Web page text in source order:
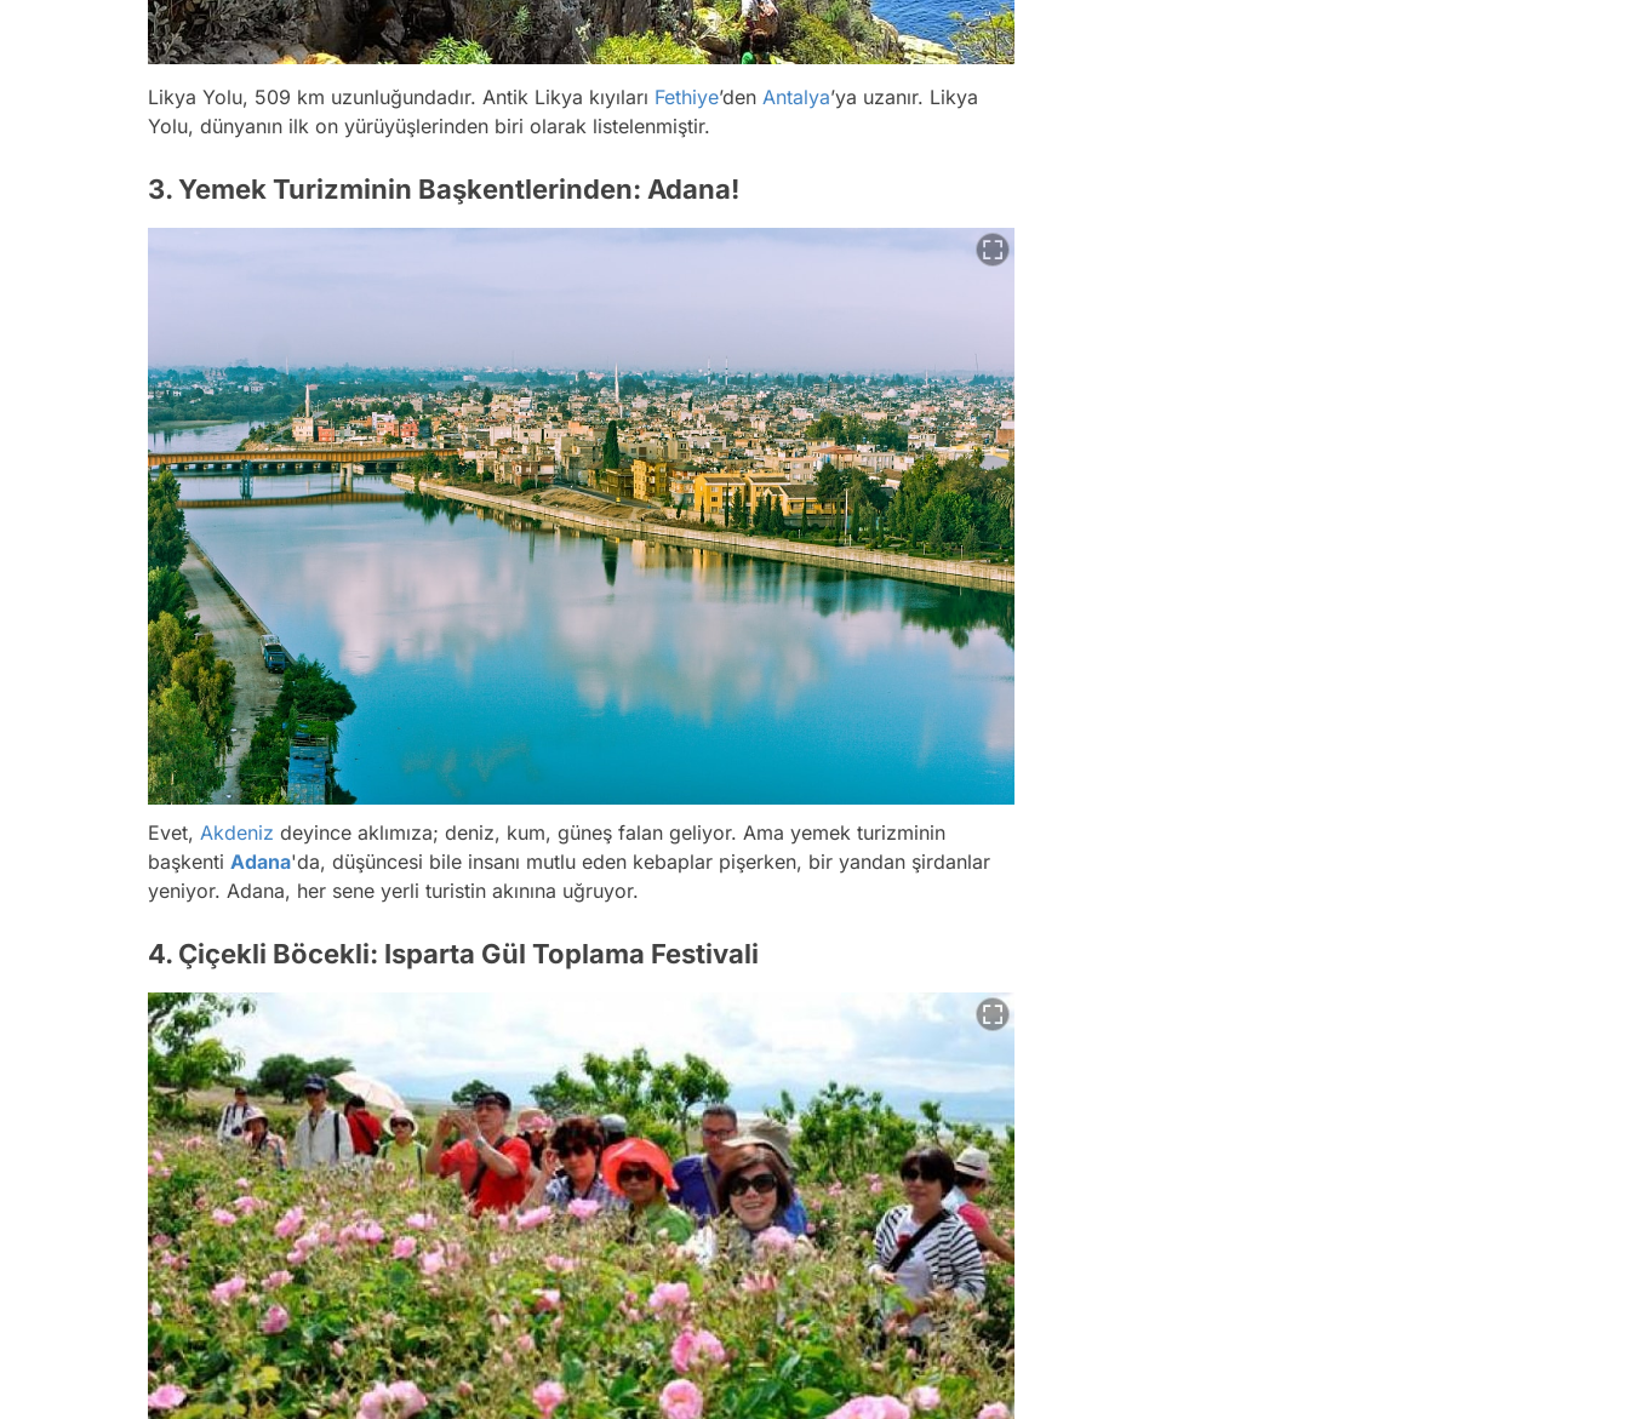
Likya Yolu, 509 km uzunluğundadır. Antik Likya kıyıları Fethiye’den Antalya’ya uzanır. Likya
Yolu, dünyanın ilk on yürüyüşlerinden biri olarak listelenmiştir.
3. Yemek Turizminin Başkentlerinden: Adana!
Evet, Akdeniz deyince aklımıza; deniz, kum, güneş falan geliyor. Ama yemek turizminin
başkenti Adana'da, düşüncesi bile insanı mutlu eden kebaplar pişerken, bir yandan şirdanlar
yeniyor. Adana, her sene yerli turistin akınına uğruyor.
4. Çiçekli Böcekli: Isparta Gül Toplama Festivali